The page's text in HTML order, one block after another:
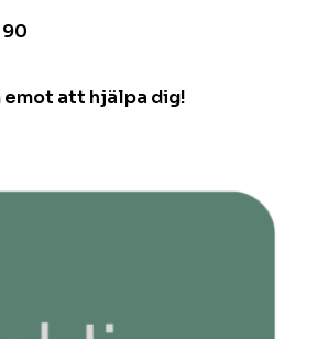
90
emot att hjälpa dig!